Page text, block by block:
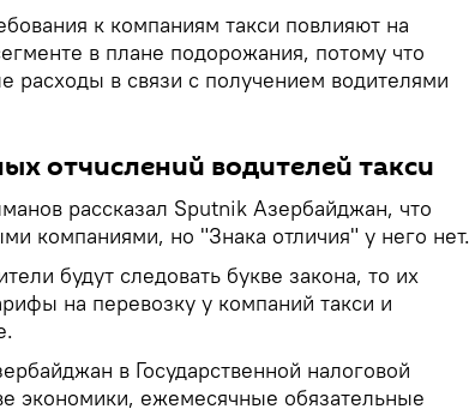
к компаниям такси повлияют на
в плане подорожания, потому что
расходы в связи с получением водителями
отчислений водителей такси
рассказал Sputnik Азербайджан, что
компаниями, но "Знака отличия" у него нет.
будут следовать букве закона, то их
на перевозку у компаний такси и
в Государственной налоговой
экономики, ежемесячные обязательные